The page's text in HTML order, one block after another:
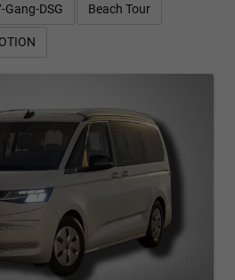
Gang-DSG Beach Tour